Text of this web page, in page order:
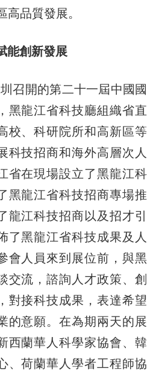
高品質發展。
創新發展
開的第二十一屆中國國
黑龍江省科技廳組織省直
校、科研院所和高新區等
科技招商和海外高層次人
省在現場設立了黑龍江科
黑龍江省科技招商專場推
龍江科技招商以及招才引
了黑龍江省科技成果及人
會人員來到展位前，與黑
交流，諮詢人才政策、創
對接科技成果，表達希望
的意願。在為期兩天的展
西蘭華人科學家協會、韓
、荷蘭華人學者工程師協